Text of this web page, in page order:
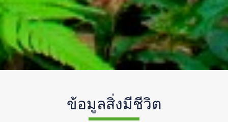
ข้อมูลสิ่งมีชีวิต